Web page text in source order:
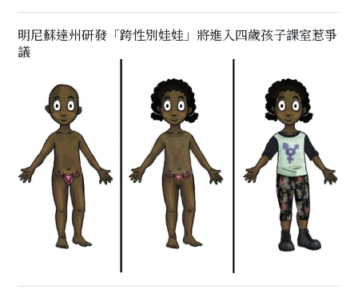
明尼蘇達州研發「跨性別娃娃」將進入四歲孩子課室惹爭
議